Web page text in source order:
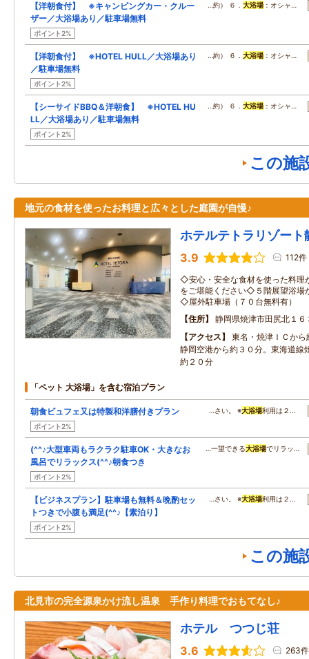
【洋朝食付】 ※キャンピングカー・クルー
ザー／大浴場あり／駐車場無料
ポイント2%
…約） ６．大浴場 ：オシャ…
【洋朝食付】 ※HOTEL HULL／大浴場あり
／駐車場無料
ポイント2%
…約） ６．大浴場 ：オシャ…
【シーサイドBBQ＆洋朝食】 ※HOTEL HU
LL／大浴場あり／駐車場無料
ポイント2%
…約） ６．大浴場 ：オシャ…
この施
地元の食材を使ったお料理と広々とした庭園が自慢♪
ホテルテトラリゾート
3.9 112件
◇安心・安全な食材を使った料
をご堪能ください◇５階展望浴場
◇屋外駐車場（７０台無料有）
住所
静岡県焼津市田尻北１６
アクセス
東名・焼津ＩＣか
静岡空港から約３０分。東海道線
約２０分
「ペット 大浴場」を含む宿泊プラン
朝食ビュフェ又は特製和洋膳付きプラン
ポイント2%
…さい。 ※大浴場利用は２…
(^^♪大型車両もラクラク駐車OK・大きなお
風呂でリラックス(^^♪朝食つき
ポイント2%
…一望できる大浴場でリラッ…
【ビジネスプラン】駐車場も無料＆晩酌セッ
トつきで小腹も満足(^^♪【素泊り】
ポイント2%
…さい。 ※大浴場利用は２…
この施
北見市の完全源泉かけ流し温泉 手作り料理でおもてなし♪
ホテル つつじ荘
3.6 263件